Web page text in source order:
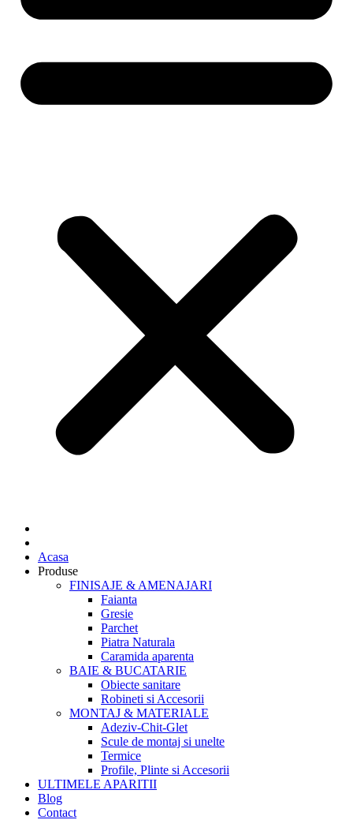
Acasa
Produse
FINISAJE & AMENAJARI
Faianta
Gresie
Parchet
Piatra Naturala
Caramida aparenta
BAIE & BUCATARIE
Obiecte sanitare
Robineti si Accesorii
MONTAJ & MATERIALE
Adeziv-Chit-Glet
Scule de montaj si unelte
Termice
Profile, Plinte si Accesorii
ULTIMELE APARITII
Blog
Contact